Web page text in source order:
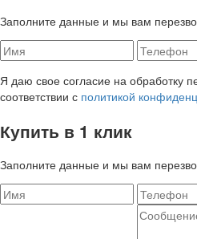
Заполните данные и мы вам
Я даю свое согласие на обработку
соответствии с политикой
Купить в 1 клик
Заполните данные и мы вам